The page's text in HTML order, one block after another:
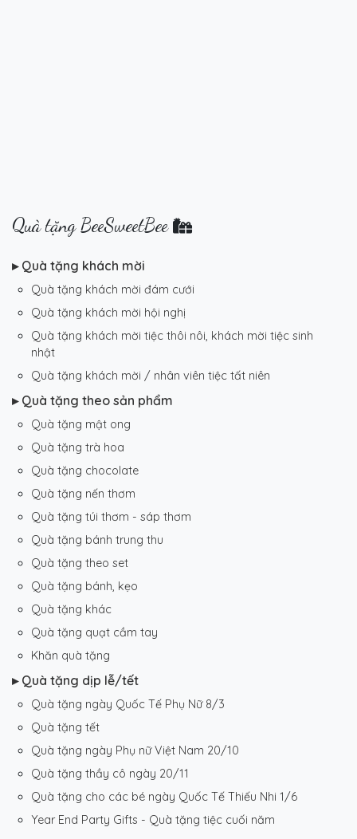
Quà tặng BeeSweetBee
▸ Quà tặng khách mời
Quà tặng khách mời đám cưới
Quà tặng khách mời hội nghị
Quà tặng khách mời tiệc thôi nôi, khách mời tiệc sinh
nhật
Quà tặng khách mời / nhân viên tiệc tất niên
▸ Quà tặng theo sản phẩm
Quà tặng mật ong
Quà tặng trà hoa
Quà tặng chocolate
Quà tặng nến thơm
Quà tặng túi thơm - sáp thơm
Quà tặng bánh trung thu
Quà tặng theo set
Quà tặng bánh, kẹo
Quà tặng khác
Quà tặng quạt cầm tay
Khăn quà tặng
▸ Quà tặng dịp lễ/tết
Quà tặng ngày Quốc Tế Phụ Nữ 8/3
Quà tặng tết
Quà tặng ngày Phụ nữ Việt Nam 20/10
Quà tặng thầy cô ngày 20/11
Quà tặng cho các bé ngày Quốc Tế Thiếu Nhi 1/6
Year End Party Gifts - Quà tặng tiệc cuối năm